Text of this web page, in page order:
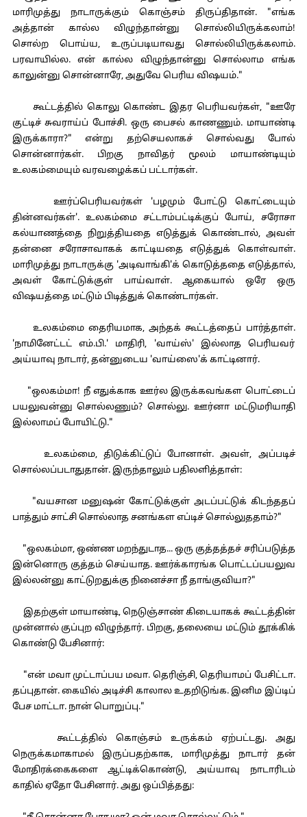
மாரிமுத்து நாடாருக்கும் கொஞ்சம் திருப்திதான். "எங்க
அத்தான் கால்ல விழுந்தான்னு சொல்லியிருக்கலாம்!
சொல்ற பொய்ய, உருப்படியாவது சொல்லியிருக்கலாம்.
பரவாயில்ல. என் கால்ல விழுந்தான்னு சொல்லாம எங்க
காலுன்னு சொன்னாரே, அதுவே பெரிய விஷயம்."
கூட்டத்தில் கொலு கொண்ட இதர பெரியவர்கள், "ஊரே
குட்டிச் சுவராய்ப் போச்சி. ஒரு பைசல் காணணும். மாயாண்டி
இருக்காரா?" என்று தற்செயலாகச் சொல்வது போல்
சொன்னார்கள். பிறகு நாவிதர் மூலம் மாயாண்டியும்
உலகம்மையும் வரவழைக்கப் பட்டார்கள்.
ஊர்ப்பெரியவர்கள் 'பழமும் போட்டு கொட்டையும்
தின்னவர்கள்'. உலகம்மை சட்டாம்பட்டிக்குப் போய், சரோசா
கல்யாணத்தை நிறுத்தியதை எடுத்துக் கொண்டால், அவள்
தன்னை சரோசாவாகக் காட்டியதை எடுத்துக் கொள்வாள்.
மாரிமுத்து நாடாருக்கு 'அடிவாங்கி'க் கொடுத்ததை எடுத்தால்,
அவள் கோட்டுக்குள் பாய்வாள். ஆகையால் ஒரே ஒரு
விஷயத்தை மட்டும் பிடித்துக் கொண்டார்கள்.
உலகம்மை தைரியமாக, அந்தக் கூட்டத்தைப் பார்த்தாள்.
'நாமினேட்டட் எம்.பி.' மாதிரி, 'வாய்ஸ்' இல்லாத பெரியவர்
அய்யாவு நாடார், தன்னுடைய 'வாய்ஸை'க் காட்டினார்.
"ஒலகம்மா! நீ எதுக்காக ஊர்ல இருக்கவங்கள பொட்டைப்
பயலுவன்னு சொல்லணும்? சொல்லு. ஊர்னா மட்டுமரியாதி
இல்லாமப் போயிட்டு."
உலகம்மை, திடுக்கிட்டுப் போனாள். அவள், அப்படிச்
சொல்லப்படாதுதான். இருந்தாலும் பதிலளித்தாள்:
"வயசான மனுஷன் கோட்டுக்குள் அடப்பட்டுக் கிடந்ததப்
பாத்தும் சாட்சி சொல்லாத சனங்கள எப்டிச் சொல்லுததாம்?"
"ஒலகம்மா, ஒண்ண மறந்துடாத... ஒரு குத்தத்தச் சரிப்படுத்த
இன்னொரு குத்தம் செய்யாத. ஊர்க்காரங்க பொட்டப்பயலுவ
இல்லன்னு காட்டுறதுக்கு நினைச்சா நீ தாங்குவியா?"
இதற்குள் மாயாண்டி, நெடுஞ்சாண் கிடையாகக் கூட்டத்தின்
முன்னால் குப்புற விழுந்தார். பிறகு, தலையை மட்டும் தூக்கிக்
கொண்டு பேசினார்:
"என் மவா முட்டாப்பய மவா. தெரிஞ்சி, தெரியாமப் பேசிட்டா.
தப்புதான். கையில் அடிச்சி காலால உதறிடுங்க. இனிம இப்டிப்
பேச மாட்டா. நான் பொறுப்பு."
கூட்டத்தில் கொஞ்சம் உருக்கம் ஏற்பட்டது. அது
நெருக்கமாகாமல் இருப்பதற்காக, மாரிமுத்து நாடார் தன்
மோதிரக்கைகளை ஆட்டிக்கொண்டு, அய்யாவு நாடாரிடம்
காதில் ஏதோ பேசினார். அது ஒப்பித்தது: